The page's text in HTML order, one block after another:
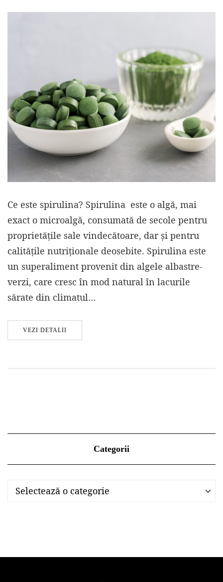
Ce este spirulina? Spirulina este o algă, mai
exact o microalgă, consumată de secole pentru
proprietățile sale vindecătoare, dar și pentru
calitățile nutriționale deosebite. Spirulina este
un superaliment provenit din algele albastre-
verzi, care cresc în mod natural în lacurile
sărate din climatul…
VEZI DETALII
Categorii
Categorii
Selectează o categorie
Categorii